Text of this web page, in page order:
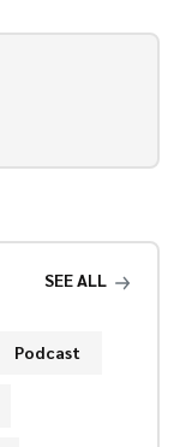
SEE ALL
Podcast